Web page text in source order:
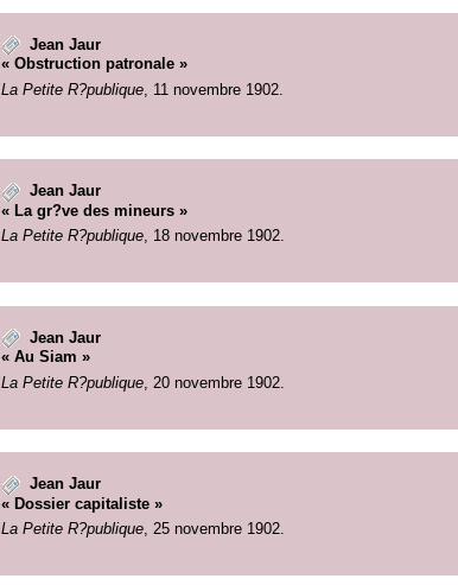
Jean Jaur
« Obstruction patronale »
La Petite R?publique, 11 novembre 1902.
Jean Jaur
« La gr?ve des mineurs »
La Petite R?publique, 18 novembre 1902.
Jean Jaur
« Au Siam »
La Petite R?publique, 20 novembre 1902.
Jean Jaur
« Dossier capitaliste »
La Petite R?publique, 25 novembre 1902.